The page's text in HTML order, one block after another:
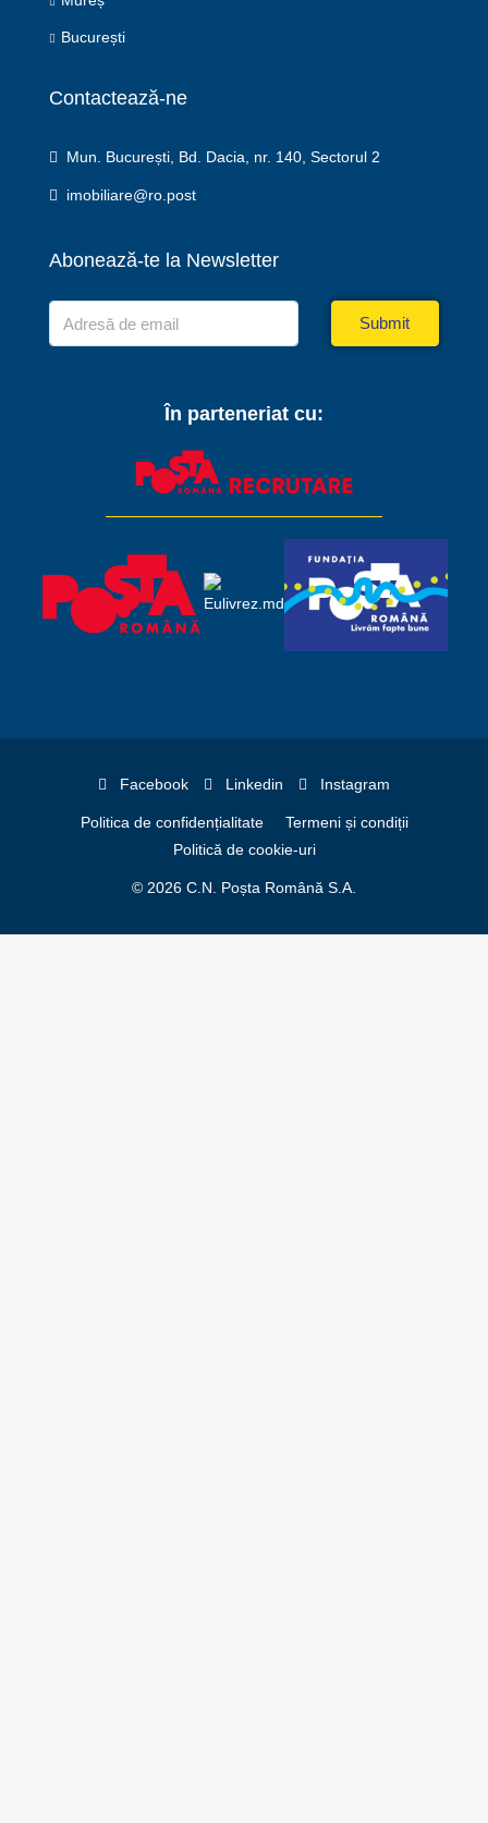
București
Contactează-ne
Mun. București, Bd. Dacia, nr. 140, Sectorul 2
imobiliare@ro.post
Abonează-te la Newsletter
Submit
În parteneriat cu:
Facebook Linkedin Instagram
Politica de confidențialitate
Termeni și condiții
Politică de cookie-uri
© 2026 C.N. Poșta Română S.A.